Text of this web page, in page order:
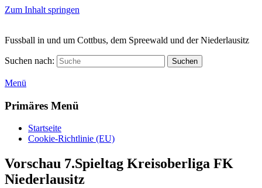
Zum Inhalt springen
Fussball in und um Cottbus, dem Spreewald und der Niederlausitz
Suchen nach: Suchen
Menü
Primäres Menü
Startseite
Cookie-Richtlinie (EU)
Vorschau 7.Spieltag Kreisoberliga FK
Niederlausitz